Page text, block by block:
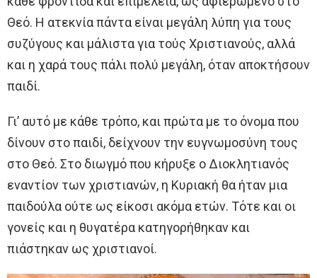
Θεό. Η ατεκνία πάντα είναι μεγάλη λύπη για τους
συζύγους και μάλιστα για τούς Χριστιανούς, αλλά
και η χαρά τους πάλι πολύ μεγάλη, όταν αποκτήσουν
παιδί.
Γι’ αυτό με κάθε τρόπο, και πρώτα με το όνομα που
δίνουν στο παιδί, δείχνουν την ευγνωμοσύνη τους
στο Θεό. Στο διωγμό που κήρυξε ο Διοκλητιανός
εναντίον των χριστιανών, η Κυριακή θα ήταν μια
παιδούλα ούτε ως είκοσι ακόμα ετών. Τότε και οι
γονείς και η θυγατέρα κατηγορήθηκαν και
πιάστηκαν ως χριστιανοί.